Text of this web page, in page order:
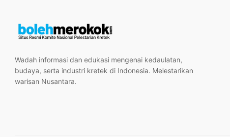
Wadah informasi dan edukasi mengenai kedaulatan,
budaya, serta industri kretek di Indonesia. Melestarikan
warisan Nusantara.